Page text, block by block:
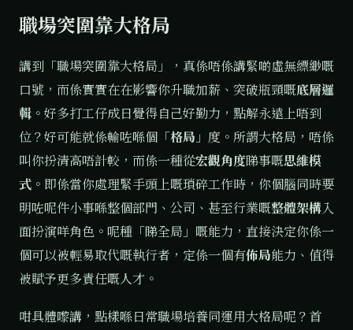
職場突圍靠大格局
講到「職場突圍靠大格局」，真係唔係講緊啲虛無縹緲嘅
口號，而係實實在在影響你升職加薪、突破瓶頸嘅底層邏
輯 。好多打工仔成日覺得自己好勤力，點解永遠上唔到
位？好可能就係輸咗喺個「格局 」度。所謂大格局，唔係
叫你扮清高唔計較，而係一種從宏觀角度睇事嘅思維模
式 。即係當你處理緊手頭上嘅瑣碎工作時，你個腦同時要
明咗呢件小事喺整個部門、公司、甚至行業嘅整體架構入
面扮演咩角色。呢種「睇全局」嘅能力，直接決定你係一
個可以被輕易取代嘅執行者，定係一個有佈局能力、值得
被賦予更多責任嘅人才。
咁具體嚟講，點樣喺日常職場培養同運用大格局呢？首